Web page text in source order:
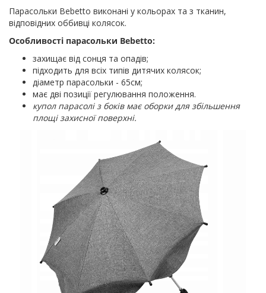
Парасольки Bebetto виконані у кольорах та з тканин,
відповідних оббивці колясок.
Особливості парасольки Bebetto:
захищає від сонця та опадів;
підходить для всіх типів дитячих колясок;
діаметр парасольки - 65см;
має дві позиції регулювання положення.
купол парасолі з боків має оборки для збільшення
площі захисної поверхні.